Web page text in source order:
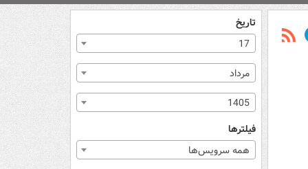
تاریخ
17
مرداد
1405
فیلترها
همه سرویس‌ها